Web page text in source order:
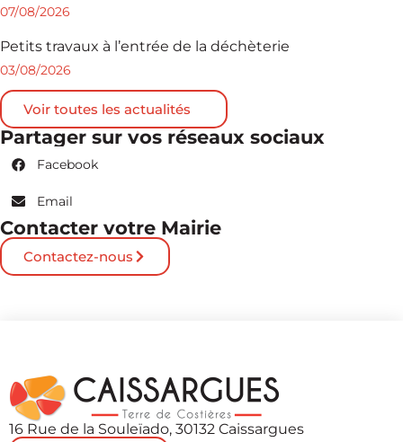
07/08/2026
Petits travaux à l’entrée de la déchèterie
03/08/2026
Voir toutes les actualités
Partager sur vos réseaux sociaux
Facebook
Email
Contacter votre Mairie
Contactez-nous
16 Rue de la Souleïado, 30132 Caissargues